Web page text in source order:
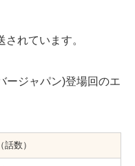
されています。
ージャパン)登場回のエ
数）